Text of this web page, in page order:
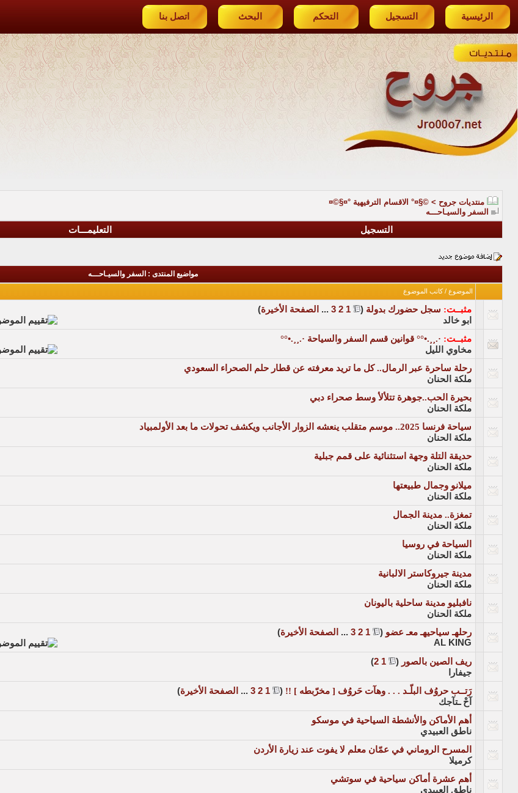
الرئيسية التسجيل التحكم البحث اتصل بنا
منتديات جروح > ©§¤° الاقسام الترفيهية °¤§©¤
السفر والسيـاحـــه
التسجيل التعليمـــات
مواضيع المنتدى : السفر والسيـاحـــه
الموضوع /كاتب الموضوع
مثبــت: سجل حضورك بدولة (
1
2
3
... الصفحة الأخيرة)
ابو خالد
مثبــت: ·.¸¸.•°° قوانين قسم السفر والسياحة ·.¸¸.•°°
مخاوي الليل
رحلة ساحرة عبر الرمال.. كل ما تريد معرفته عن قطار حلم الصحراء السعودي
ملكة الحنان
بحيرة الحب..جوهرة تتلألأ وسط صحراء دبي
ملكة الحنان
سياحة فرنسا 2025.. موسم متقلب ينعشه الزوار الأجانب ويكشف تحولات ما بعد الأولمبياد
ملكة الحنان
حديقة التلة وجهة استثنائية على قمم جبلية
ملكة الحنان
ميلانو وجمال طبيعتها
ملكة الحنان
تمغزة.. مدينة الجمال
ملكة الحنان
السياحة في روسيا
ملكة الحنان
مدينة جيروكاستر الالبانية
ملكة الحنان
نافبليو مدينة ساحلية باليونان
ملكة الحنان
رحلهـ سياحيهـ معـ عضو (
1
2
3
... الصفحة الأخيرة)
AL KING
ريف الصين بالصور (
1
2
)
جيفارا
رَتــب حروُف البلّـد . . . وهآت حَروُف [ مخرّبطه ] !! (
1
2
3
... الصفحة الأخيرة)
آحْ ـتآجك
أهم الأماكن والأنشطة السياحية في موسكو
ناطق العبيدي
المسرح الروماني في عمّان معلم لا يفوت عند زيارة الأردن
كرميلا
أهم عشرة أماكن سياحية في سوتشي
ناطق العبيدي